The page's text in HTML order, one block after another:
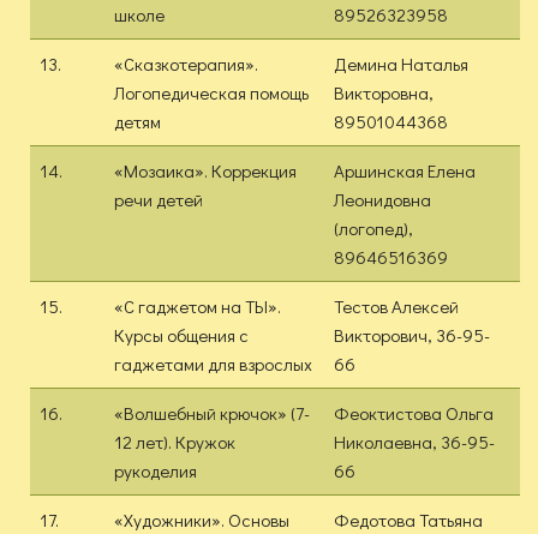
школе
89526323958
13.
«Сказкотерапия».
Логопедическая помощь
детям
Демина Наталья
Викторовна,
89501044368
14.
«Мозаика». Коррекция
речи детей
Аршинская Елена
Леонидовна
(логопед),
89646516369
15.
«С гаджетом на ТЫ».
Курсы общения с
гаджетами для взрослых
Тестов Алексей
Викторович, 36-95-
66
16.
«Волшебный крючок» (7-
12 лет). Кружок
рукоделия
Феоктистова Ольга
Николаевна, 36-95-
66
17.
«Художники». Основы
Федотова Татьяна